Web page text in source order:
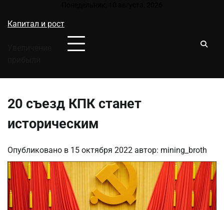
содержимому
Капитал и рост
20 съезд КПК станет
историческим
Опубликовано в 15 октября 2022 автор: mining_broth